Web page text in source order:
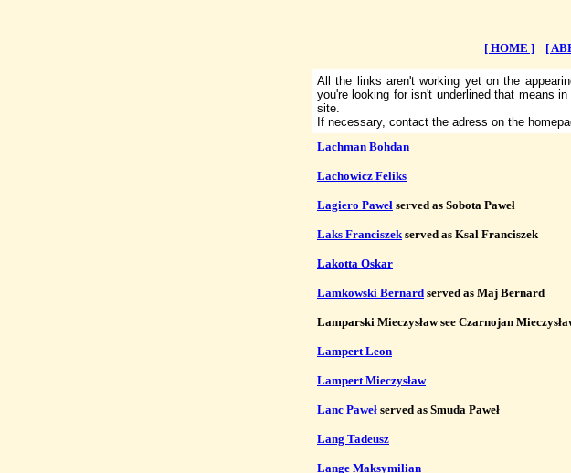
[ HOME ] [
All the links aren't working yet on the
you're looking for isn't underlined that means
site.
If necessary, contact the adress on the
Lachman Bohdan
Lachowicz Feliks
Lagiero Paweł served as Sobota Paweł
Laks Franciszek served as Ksal Franciszek
Lakotta Oskar
Lamkowski Bernard served as Maj Bernard
Lamparski Mieczysław see Czarnojan
Lampert Leon
Lampert Mieczysław
Lanc Paweł served as Smuda Paweł
Lang Tadeusz
Lange Maksymilian